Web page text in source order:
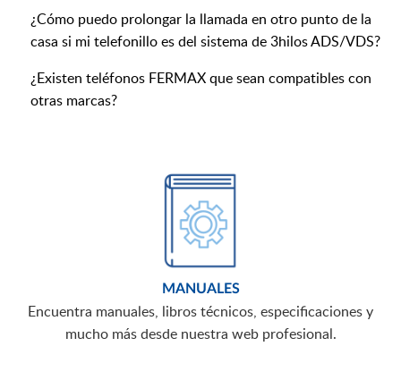
¿Cómo puedo prolongar la llamada en otro punto de la
casa si mi telefonillo es del sistema de 3hilos ADS/VDS?
¿Existen teléfonos FERMAX que sean compatibles con
otras marcas?
MANUALES
Encuentra manuales, libros técnicos, especificaciones y
mucho más desde nuestra web profesional.